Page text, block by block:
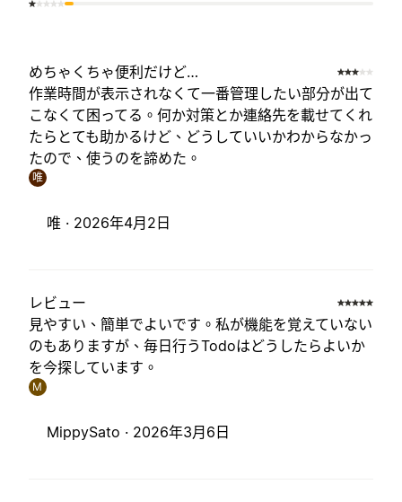
めちゃくちゃ便利だけど…
作業時間が表示されなくて一番管理したい部分が出て
こなくて困ってる。何か対策とか連絡先を載せてくれ
たらとても助かるけど、どうしていいかわからなかっ
たので、使うのを諦めた。
唯
唯 · 2026年4月2日
レビュー
見やすい、簡単でよいです。私が機能を覚えていない
のもありますが、毎日行うTodoはどうしたらよいか
を今探しています。
M
MippySato · 2026年3月6日